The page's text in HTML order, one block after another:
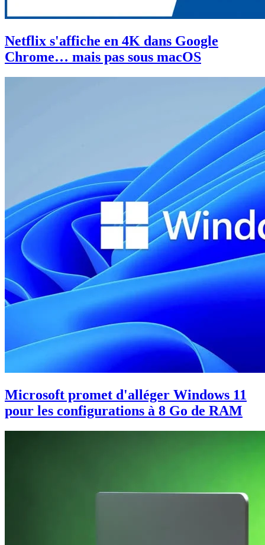
Netflix s'affiche en 4K dans Google
Chrome… mais pas sous macOS
Microsoft promet d'alléger Windows 11
pour les configurations à 8 Go de RAM